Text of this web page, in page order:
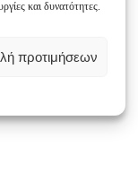
και δυνατότητες.
προτιμήσεων